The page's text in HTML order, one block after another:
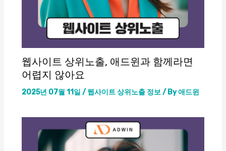
웹사이트 상위노출, 애드윈과 함께라면
어렵지 않아요
2025년 07월 11일 / 웹사이트 상위노출 정보/ By애드윈